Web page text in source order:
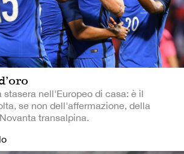
stasera nell'Europeo di casa: è il
se non dell'affermazione, della
transalpina.